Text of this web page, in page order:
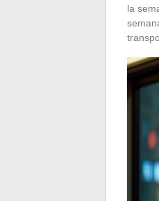
la